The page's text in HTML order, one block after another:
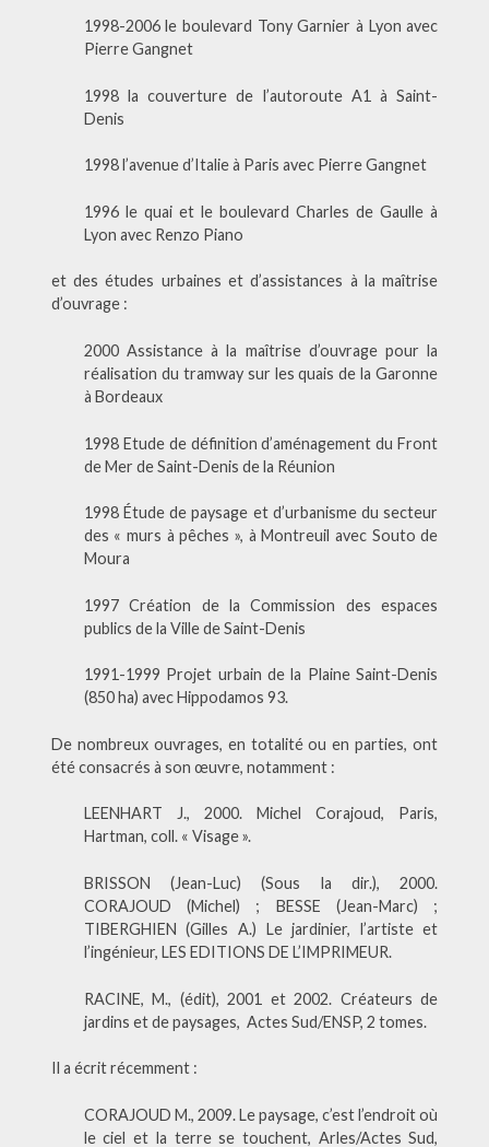
1998-2006 le boulevard Tony Garnier à Lyon avec
Pierre Gangnet
1998 la couverture de l’autoroute A1 à Saint-
Denis
1998 l’avenue d’Italie à Paris avec Pierre Gangnet
1996 le quai et le boulevard Charles de Gaulle à
Lyon avec Renzo Piano
et des études urbaines et d’assistances à la maîtrise
d’ouvrage :
2000 Assistance à la maîtrise d’ouvrage pour la
réalisation du tramway sur les quais de la Garonne
à Bordeaux
1998 Etude de définition d’aménagement du Front
de Mer de Saint-Denis de la Réunion
1998 Étude de paysage et d’urbanisme du secteur
des « murs à pêches », à Montreuil avec Souto de
Moura
1997 Création de la Commission des espaces
publics de la Ville de Saint-Denis
1991-1999 Projet urbain de la Plaine Saint-Denis
(850 ha) avec Hippodamos 93.
De nombreux ouvrages, en totalité ou en parties, ont
été consacrés à son œuvre, notamment :
LEENHART J., 2000. Michel Corajoud, Paris,
Hartman, coll. « Visage ».
BRISSON (Jean-Luc) (Sous la dir.), 2000.
CORAJOUD (Michel) ; BESSE (Jean-Marc) ;
TIBERGHIEN (Gilles A.) Le jardinier, l’artiste et
l’ingénieur, LES EDITIONS DE L’IMPRIMEUR.
RACINE, M., (édit), 2001 et 2002. Créateurs de
jardins et de paysages, Actes Sud/ENSP, 2 tomes.
Il a écrit récemment :
CORAJOUD M., 2009. Le paysage, c’est l’endroit où
le ciel et la terre se touchent, Arles/Actes Sud,